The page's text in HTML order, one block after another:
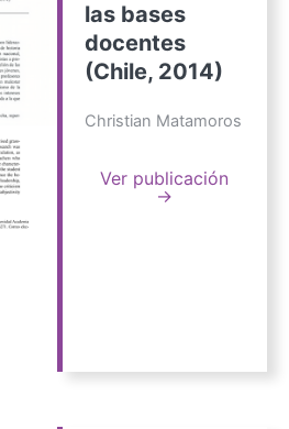
las bases
docentes
(Chile, 2014)
Christian Matamoros
Ver publicación
→